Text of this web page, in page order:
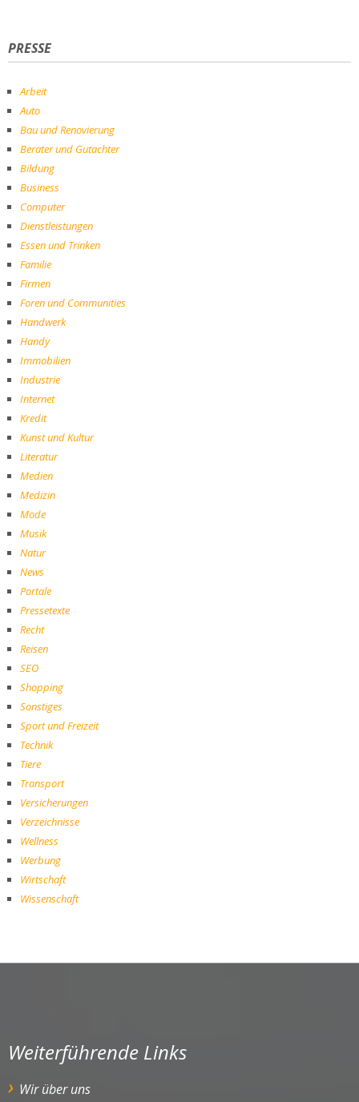
PRESSE
Arbeit
Auto
Bau und Renovierung
Berater und Gutachter
Bildung
Business
Computer
Dienstleistungen
Essen und Trinken
Familie
Firmen
Foren und Communities
Handwerk
Handy
Immobilien
Industrie
Internet
Kredit
Kunst und Kultur
Literatur
Medien
Medizin
Mode
Musik
Natur
News
Portale
Pressetexte
Recht
Reisen
SEO
Shopping
Sonstiges
Sport und Freizeit
Technik
Tiere
Transport
Versicherungen
Verzeichnisse
Wellness
Werbung
Wirtschaft
Wissenschaft
Weiterführende Links
Wir über uns